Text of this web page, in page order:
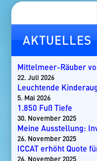
Suchen
AKTUELLES
Mittelmeer-Räuber
22. Juli 2026
Leuchtende
5. Mai 2026
1.850 Fuß Tiefe
30. November 2025
Meine Ausstellung:
26. November 2025
ICCAT erhöht Quote
26. November 2025